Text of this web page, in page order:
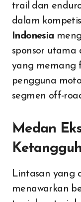
trail dan
dalam
Indonesia
sponsor utama
yang memang
pengguna
segmen off-
Medan
Lintasan yang
menawarkan